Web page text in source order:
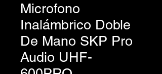
Microfono
Inalámbrico Doble
De Mano SKP Pro
Audio UHF-